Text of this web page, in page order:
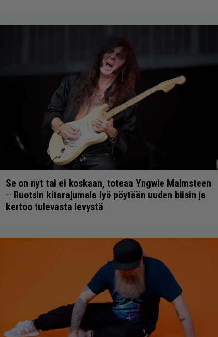
Se on nyt tai ei koskaan, toteaa Yngwie Malmsteen
– Ruotsin kitarajumala lyö pöytään uuden biisin ja
kertoo tulevasta levystä